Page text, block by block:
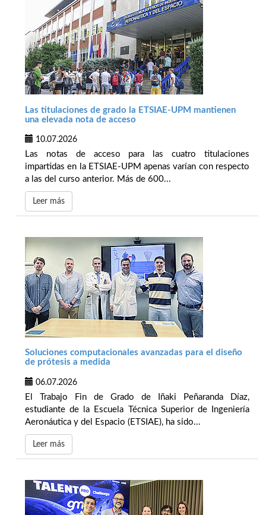
Las titulaciones de grado la ETSIAE-UPM mantienen
una elevada nota de acceso
10.07.2026
Las notas de acceso para las cuatro titulaciones
impartidas en la ETSIAE-UPM apenas varían con respecto
a las del curso anterior. Más de 600...
Leer más
Soluciones computacionales avanzadas para el diseño
de prótesis a medida
06.07.2026
El Trabajo Fin de Grado de Iñaki Peñaranda Díaz,
estudiante de la Escuela Técnica Superior de Ingeniería
Aeronáutica y del Espacio (ETSIAE), ha sido...
Leer más